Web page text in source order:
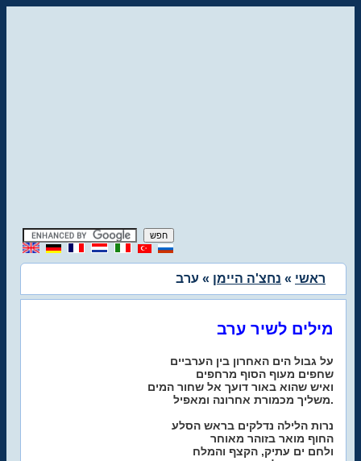
ראשי » נחצ'ה היימן » ערב
מילים לשיר ערב
על גבול הים האחרון בין הערביים
שחפים מעוף הסוף מרחפים
ואיש שהוא באור דועך אל שחור המים
משליך מכמורת אחרונה ומאפיל.
נרות הלילה נדלקים בראש הסלע
החוף מואר בזוהר מאוחר
ולחם ים עתיק, הקצף והמלח